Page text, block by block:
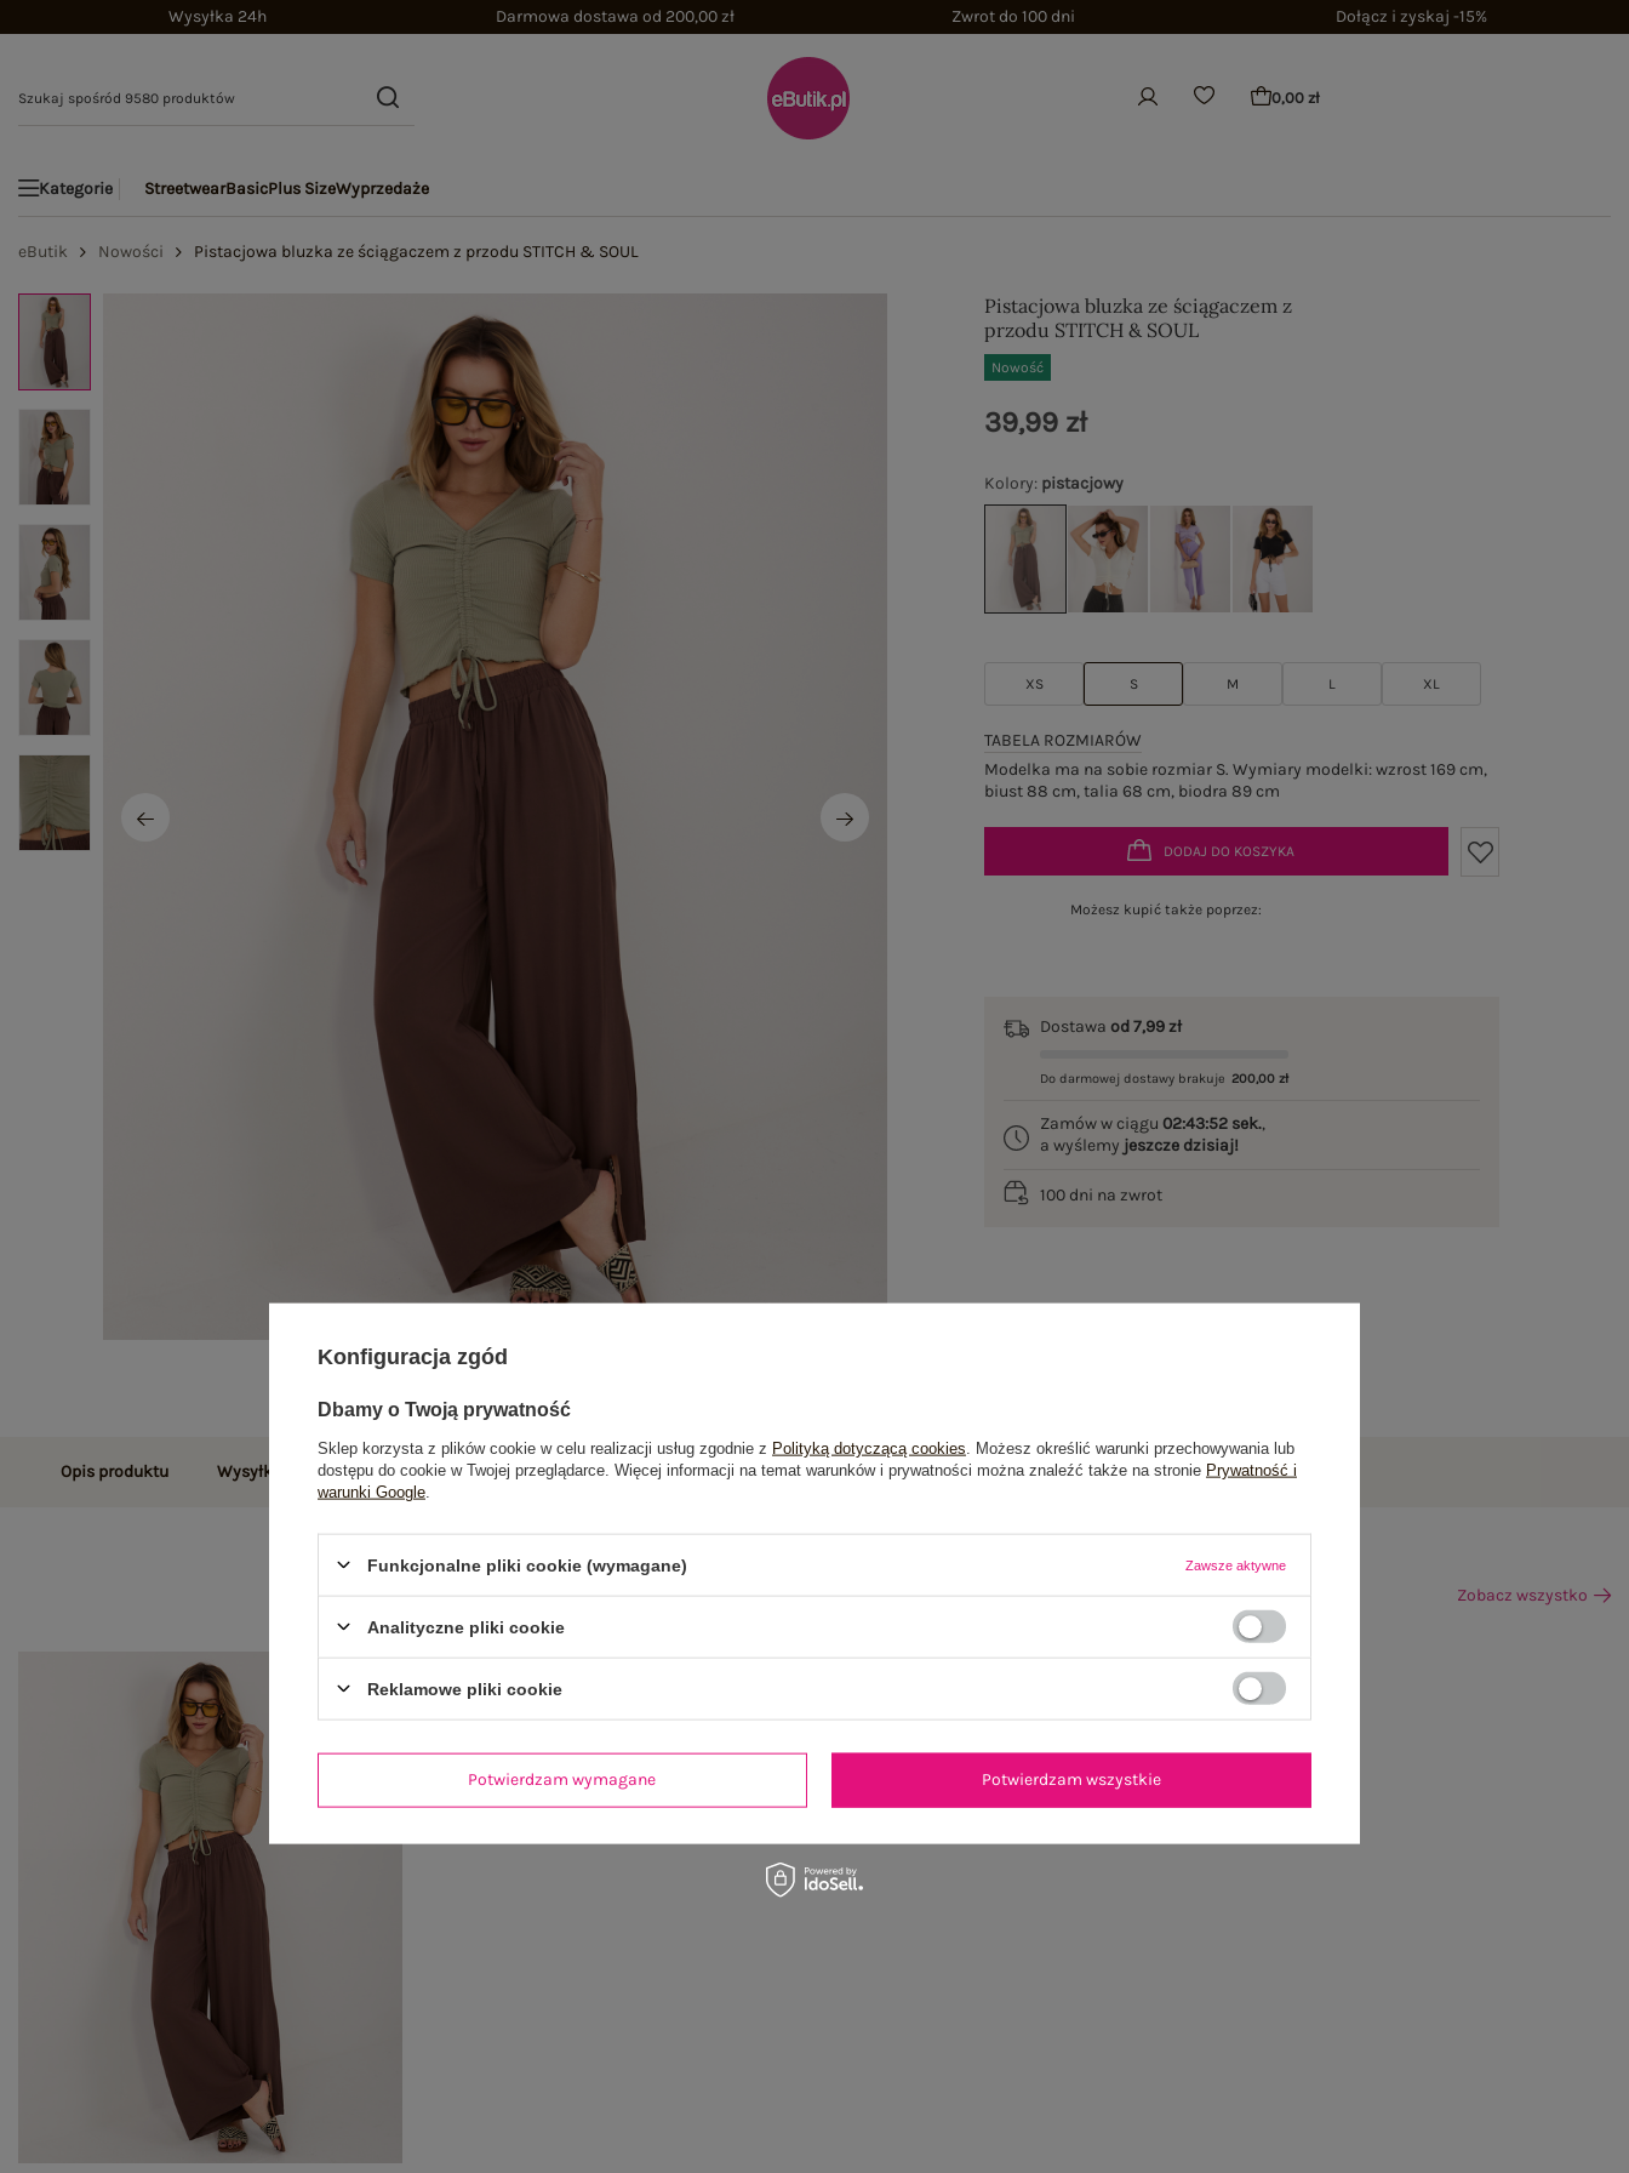
Wysyłka 24h Darmowa dostawa od 200,00 zł Zwrot do 100 dni Dołącz i zyskaj -15%
0,00 zł
Kategorie StreetwearBasicPlus SizeWyprzedaże
eButik Nowości Pistacjowa bluzka ze ściągaczem z przodu STITCH & SOUL
Pistacjowa bluzka ze ściągaczem z
przodu STITCH & SOUL
Nowość
Kolory: pistacjowy
XS S M L XL
TABELA ROZMIARÓW
Modelka ma na sobie rozmiar S. Wymiary modelki: wzrost 169 cm,
biust 88 cm, talia 68 cm, biodra 89 cm
39,99 zł
DODAJ DO KOSZYKA
Możesz kupić także poprzez:
Dostawaod 7,99 zł
Do darmowej dostawy brakuje 200,00 zł
Zamów w ciągu02:43:51 sek.,
a wyślemy jeszcze dzisiaj!
100 dni na zwrot
Opis produktu Wysyłka i dostawa Zwroty i reklamacje Opinie o produkcie(0)
Zobacz wszystko
Konfiguracja zgód
Dbamy o Twoją prywatność
Sklep korzysta z plików cookie w celu realizacji usług zgodnie z Polityką dotyczącą cookies . Możesz określić warunki przechowywania lub
dostępu do cookie w Twojej przeglądarce. Więcej informacji na temat warunków i prywatności można znaleźć także na stronie Prywatność i
warunki Google
Funkcjonalne pliki cookie (wymagane) Zawsze aktywne
Analityczne pliki cookie
Reklamowe pliki cookie
Potwierdzam wymagane Potwierdzam wszystkie